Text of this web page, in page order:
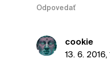
Odpovedať
cookie
13. 6. 2016,